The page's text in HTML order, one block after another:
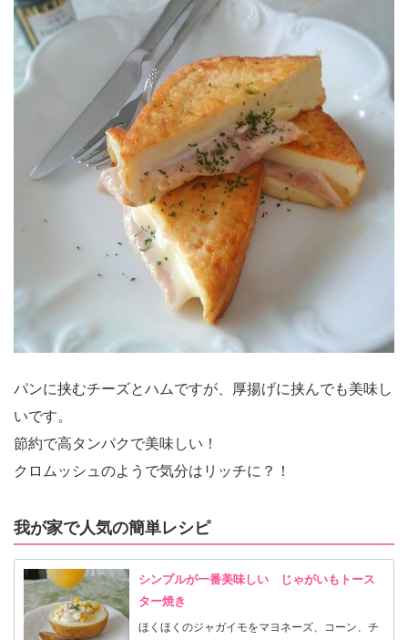
パンに挟むチーズとハムですが、厚揚げに挟んでも美味し
いです。
節約で高タンパクで美味しい！
クロムッシュのようで気分はリッチに？！
我が家で人気の簡単レシピ
シンプルが一番美味しい じゃがいもトース
ター焼き
ほくほくのジャガイモをマヨネーズ、コーン、チ